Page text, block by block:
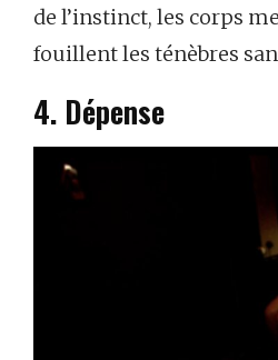
de l’instinct, les corps
fouillent les ténèbres
4. Dépense